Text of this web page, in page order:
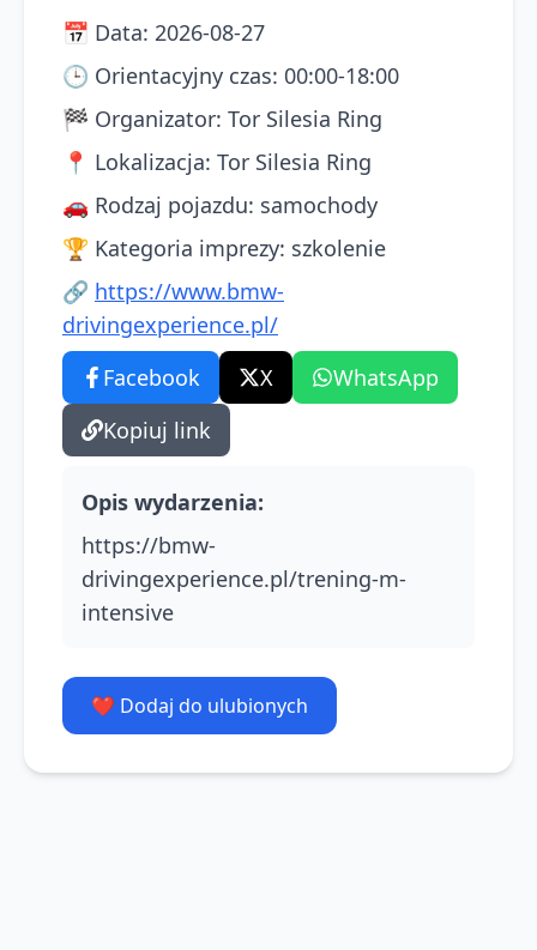
📅 Data: 2026-08-27
🕒 Orientacyjny czas: 00:00-18:00
🏁 Organizator: Tor Silesia Ring
📍 Lokalizacja: Tor Silesia Ring
🚗 Rodzaj pojazdu: samochody
🏆 Kategoria imprezy: szkolenie
🔗 https://www.bmw-
drivingexperience.pl/
Facebook
X
WhatsApp
Kopiuj link
Opis wydarzenia:
https://bmw-
drivingexperience.pl/trening-m-
intensive
❤️ Dodaj do ulubionych